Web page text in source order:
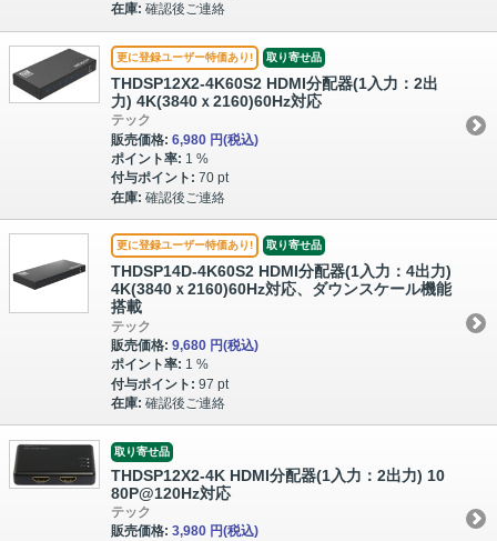
在庫: 確認後ご連絡
更に登録ユーザー特価あり! 取り寄せ品
THDSP12X2-4K60S2 HDMI分配器(1入力：2出
力) 4K(3840ｘ2160)60Hz対応
テック
販売価格: 6,980 円(税込)
ポイント率: 1 %
付与ポイント: 70 pt
在庫: 確認後ご連絡
更に登録ユーザー特価あり! 取り寄せ品
THDSP14D-4K60S2 HDMI分配器(1入力：4出力)
4K(3840ｘ2160)60Hz対応、ダウンスケール機能
搭載
テック
販売価格: 9,680 円(税込)
ポイント率: 1 %
付与ポイント: 97 pt
在庫: 確認後ご連絡
取り寄せ品
THDSP12X2-4K HDMI分配器(1入力：2出力) 10
80P@120Hz対応
テック
販売価格: 3,980 円(税込)